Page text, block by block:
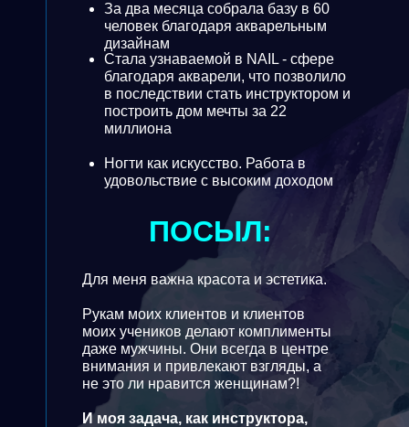
ПОСЫЛ:
Для меня важна красота и эстетика.
Рукам моих клиентов и клиентов
моих учеников делают комплименты
даже мужчины. Они всегда в центре
внимания и привлекают взгляды, а
не это ли нравится женщинам?!
И моя задача, как инструктора,
За два месяца собрала базу в 60
человек благодаря акварельным
дизайнам
Стала узнаваемой в NAIL - сфере
благодаря акварели, что позволило
в последствии стать инструктором и
построить дом мечты за 22
миллиона
Ногти как искусство. Работа в
удовольствие с высоким доходом